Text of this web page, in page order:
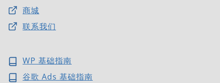
商城
联系我们
WP 基础指南
谷歌 Ads 基础指南